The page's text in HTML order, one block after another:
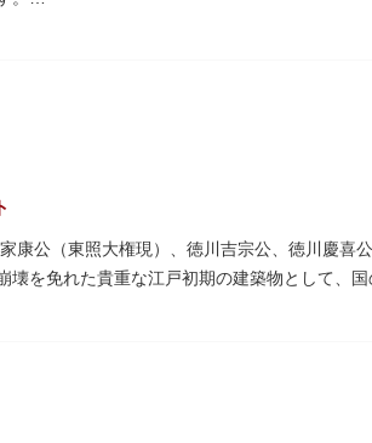
（資料館）からなり、89件の国宝を所蔵。
計やステンドグラスなど格調高い内部装飾に
ス（日本美術入門／たてものめぐり／仏像大
園も。季節ごとの彩りを感じながらゆった
康公（東照大権現）、徳川吉宗公、徳川慶喜
を免れた貴重な江戸初期の建築物として、
は、三代将軍・徳川家光公が、日光東照宮ま
開ですが、特別公開が実施されることもある